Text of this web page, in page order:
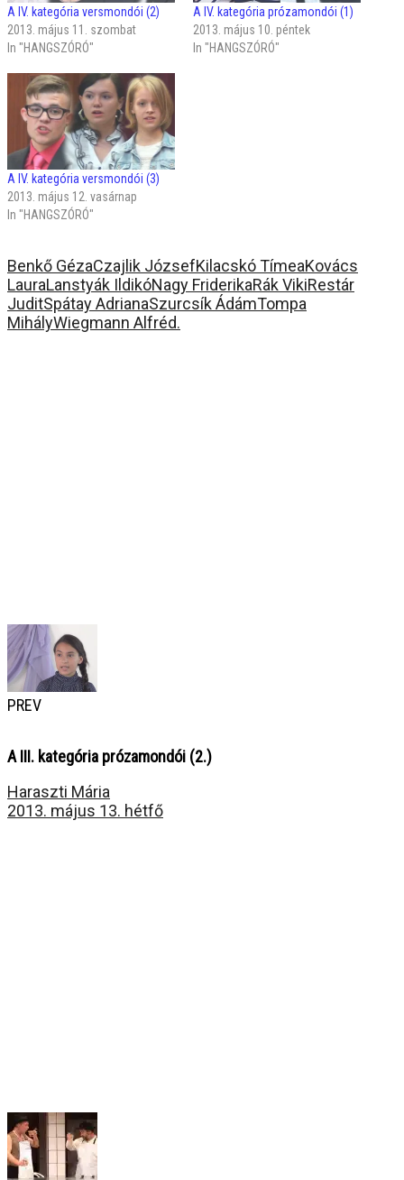
A IV. kategória versmondói (2)
2013. május 11. szombat
In "HANGSZÓRÓ"
A IV. kategória prózamondói (1)
2013. május 10. péntek
In "HANGSZÓRÓ"
A IV. kategória versmondói (3)
2013. május 12. vasárnap
In "HANGSZÓRÓ"
Benkő GézaCzajlik JózsefKilacskó TímeaKovács
LauraLanstyák IldikóNagy FriderikaRák VikiRestár
JuditSpátay AdrianaSzurcsík ÁdámTompa
MihályWiegmann Alfréd.
PREV
A III. kategória prózamondói (2.)
Haraszti Mária
2013. május 13. hétfő